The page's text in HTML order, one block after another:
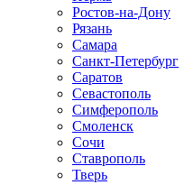
Ростов-на-Дону
Рязань
Самара
Санкт-Петербург
Саратов
Севастополь
Симферополь
Смоленск
Сочи
Ставрополь
Тверь